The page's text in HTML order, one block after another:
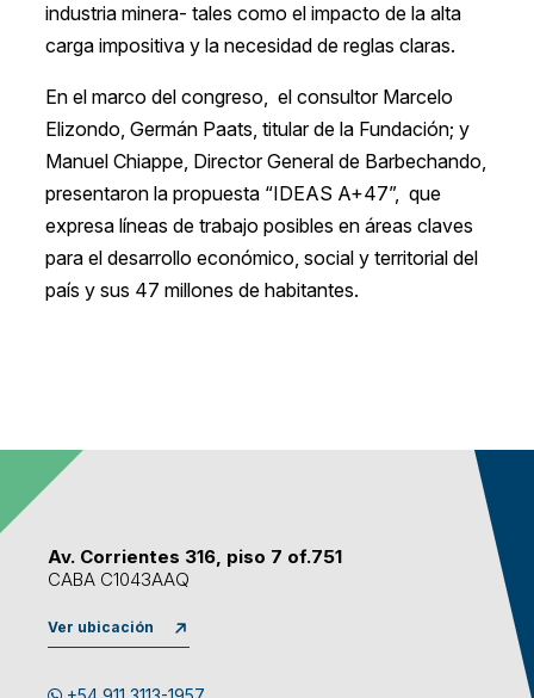
industria minera- tales como el impacto de la alta
carga impositiva y la necesidad de reglas claras.
En el marco del congreso, el consultor Marcelo
Elizondo, Germán Paats, titular de la Fundación; y
Manuel Chiappe, Director General de Barbechando,
presentaron la propuesta “IDEAS A+47”, que
expresa líneas de trabajo posibles en áreas claves
para el desarrollo económico, social y territorial del
país y sus 47 millones de habitantes.
Av. Corrientes 316, piso 7 of.751
CABA C1043AAQ
Ver ubicación